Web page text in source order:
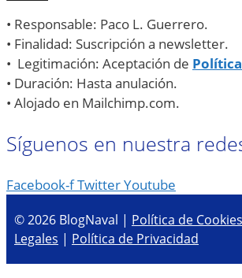
• Responsable: Paco L. Guerrero.
• Finalidad: Suscripción a newsletter.
• Legitimación: Aceptación de
• Duración: Hasta anulación.
• Alojado en Mailchimp.com.
Síguenos en nuestra
Facebook-fTwitterYoutube
© 2026 BlogNaval | Política de Cookies
Legales | Política de Privacidad